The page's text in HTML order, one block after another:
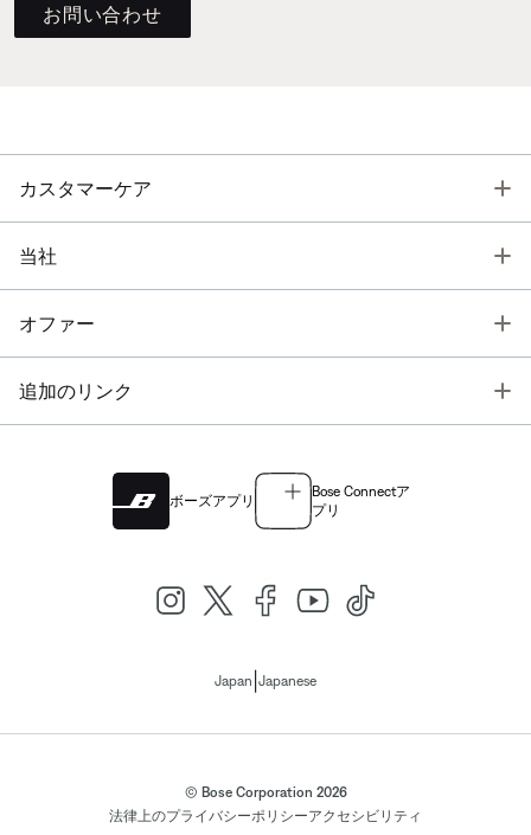
お問い合わせ
カスタマーケア
当社
オファー
追加のリンク
ボーズアプリ
Bose Connectア
プリ
Japan Japanese
© Bose Corporation 2026
法律上のプライバシーポリシーアクセシビリティ